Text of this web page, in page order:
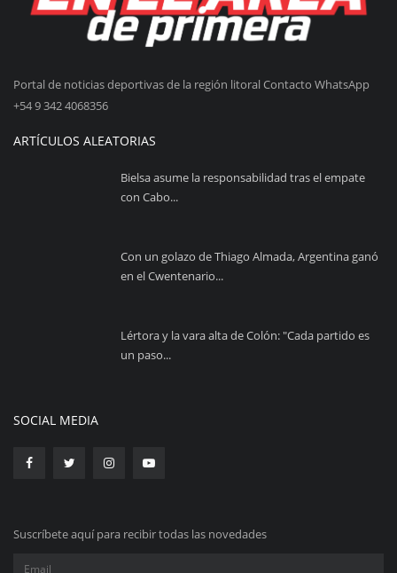
Portal de noticias deportivas de la región litoral Contacto WhatsApp
+54 9 342 4068356
ARTÍCULOS ALEATORIAS
Bielsa asume la responsabilidad tras el empate
con Cabo...
Con un golazo de Thiago Almada, Argentina ganó
en el Cwentenario...
Lértora y la vara alta de Colón: "Cada partido es
un paso...
SOCIAL MEDIA
Suscríbete aquí para recibir todas las novedades